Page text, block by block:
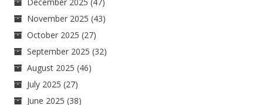
November 2025 (43)
October 2025 (27)
September 2025 (32)
August 2025 (46)
July 2025 (27)
June 2025 (38)